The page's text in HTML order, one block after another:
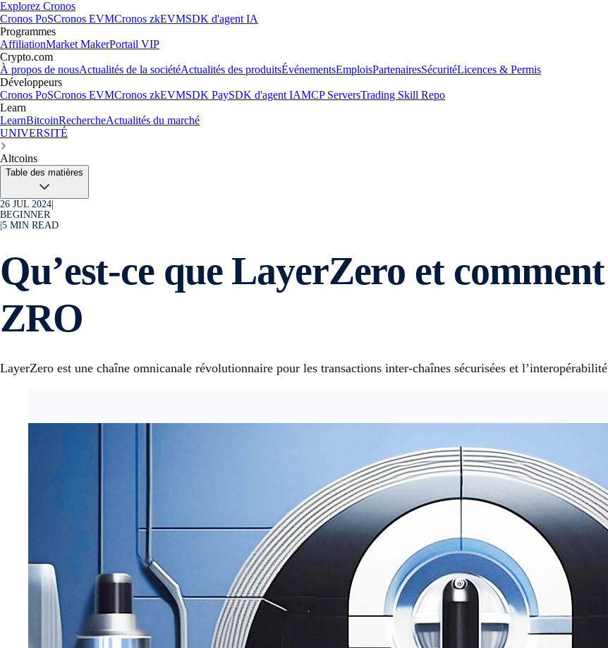
Explorez Cronos
Cronos PoSCronos EVMCronos zkEVMSDK d'agent IA
Programmes
AffiliationMarket MakerPortail VIP
Crypto.com
À propos de nousActualités de la sociétéActualités des produitsÉvénementsEmploisPartenairesSécuritéLicences & Permis
Développeurs
Cronos PoSCronos EVMCronos zkEVMSDK PaySDK d'agent IAMCP ServersTrading Skill Repo
Learn
LearnBitcoinRechercheActualités du marché
UNIVERSITÉ
Altcoins
Table des matières
26 JUL 2024
BEGINNER
5 MIN READ
Qu’est-ce que LayerZero et
ZRO
LayerZero est une chaîne omnicanale révolutionnaire pour les transactions inter-chaînes sécurisées et